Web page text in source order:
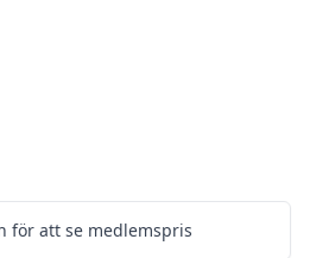
för att se medlemspris